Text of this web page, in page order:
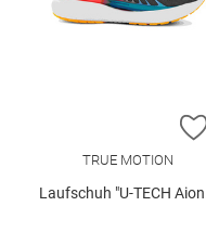
TRUE MOTION
Laufschuh "U-TECH Aion 3"